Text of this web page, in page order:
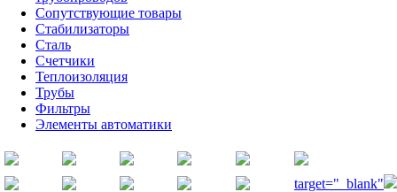
Сопутствующие товары
Стабилизаторы
Сталь
Счетчики
Теплоизоляция
Трубы
Фильтры
Элементы автоматики
target="_blank"